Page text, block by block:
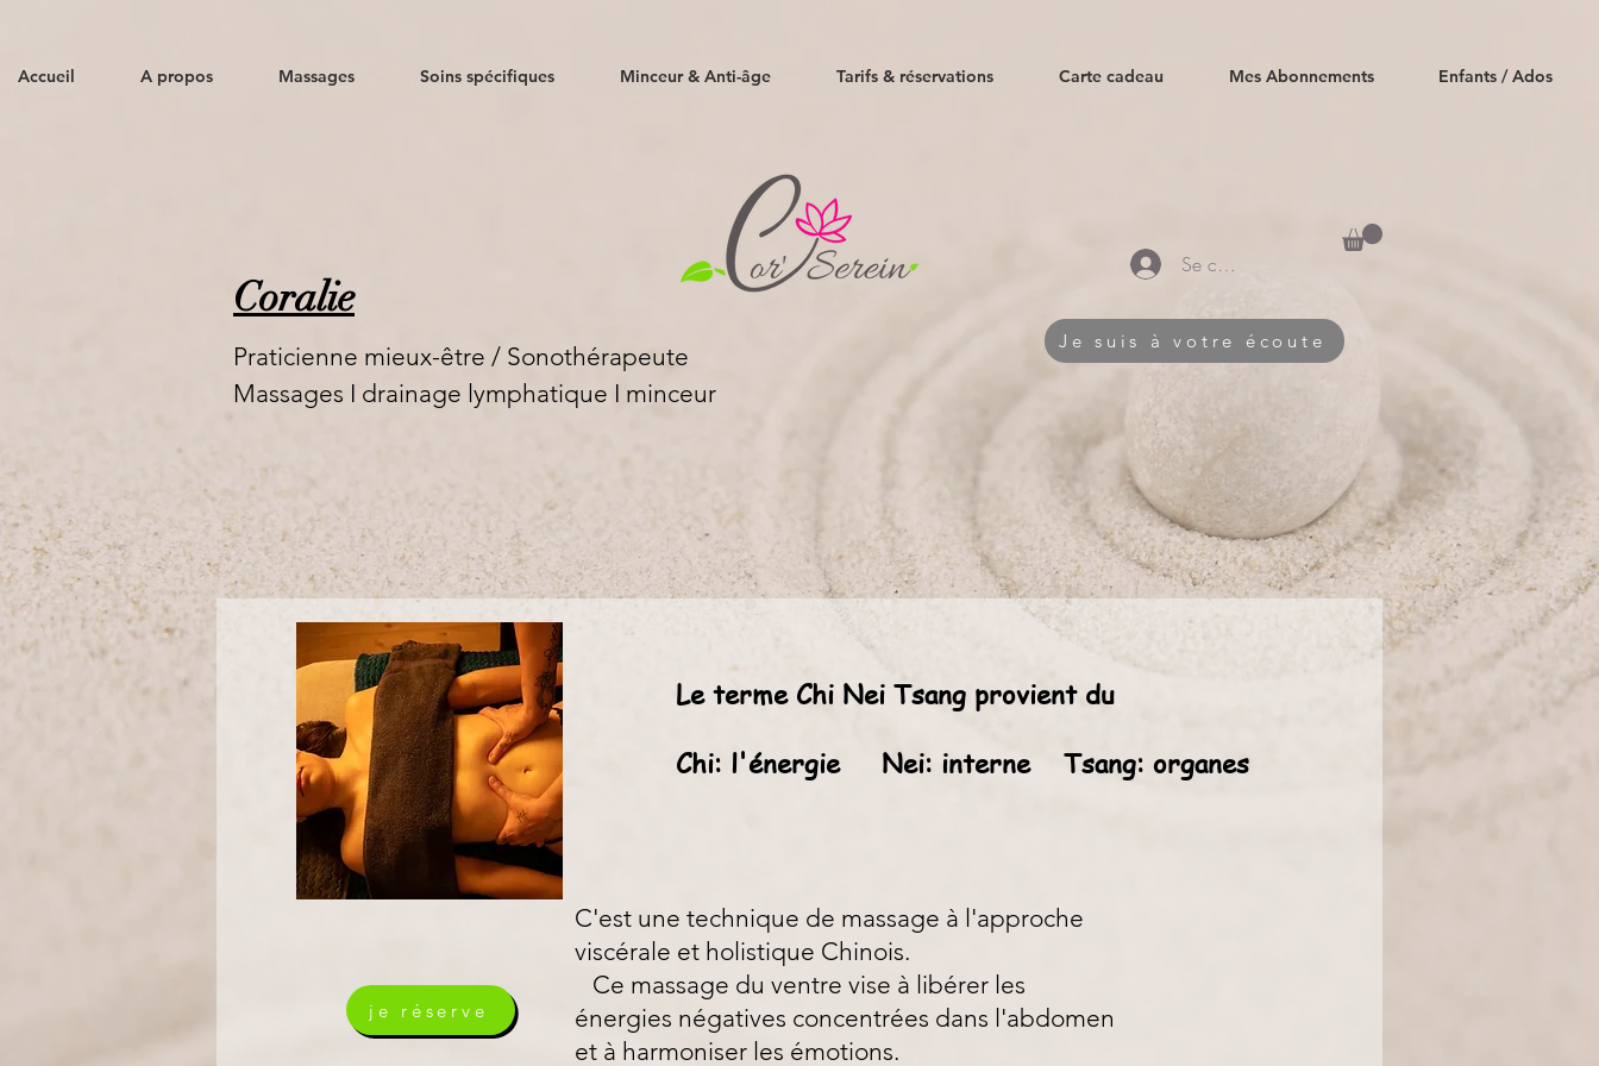
Coralie
Praticienne mieux-être / Sonothérapeute
Massages I drainage lymphatique I minceur
Je suis à votre écoute
Accueil A propos Massages Soins spécifiques Minceur & Anti-âge Tarifs & réservations Carte cadeau Mes Abonnements Enfants / Ados
Se connecter
je réserve
Le terme Chi Nei Tsang provient du
Chi: l'énergie Nei: interne Tsang: organes
C'est une technique de massage à l'approche
viscérale et holistique Chinois.
Ce massage du ventre vise à libérer les
énergies négatives concentrées dans l'abdomen
et à harmoniser les émotions.